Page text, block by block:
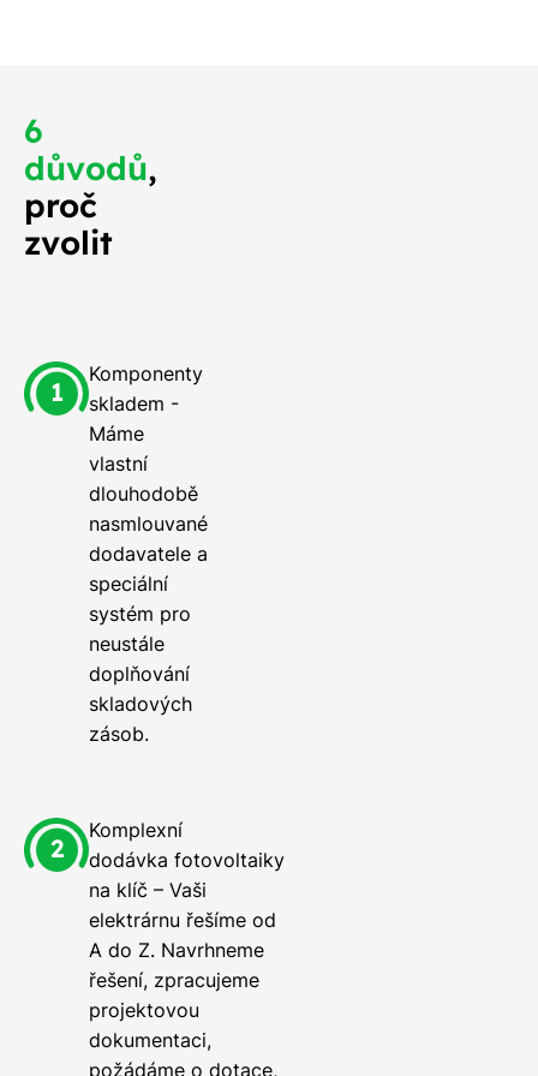
6
důvodů,
proč
zvolit
Komponenty
skladem -
Máme
vlastní
dlouhodobě
nasmlouvané
dodavatele a
speciální
systém pro
neustále
doplňování
skladových
zásob.
Komplexní
dodávka fotovoltaiky
na klíč – Vaši
elektrárnu řešíme od
A do Z. Navrhneme
řešení, zpracujeme
projektovou
dokumentaci,
požádáme o dotace,